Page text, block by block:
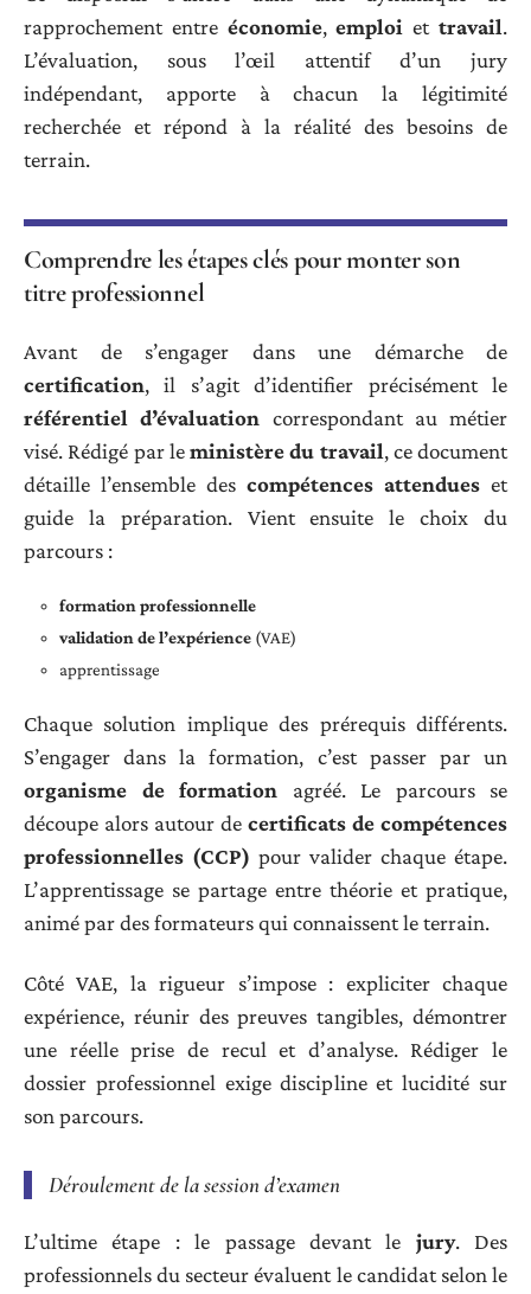
rapprochement entre économie,emploi ettravail.
L’évaluation, sous l’œil attentif d’un jury
indépendant, apporte à chacun la légitimité
recherchée et répond à la réalité des besoins de
terrain.
Comprendre les étapes clés pour monter son
titre professionnel
Avant de s’engager dans une démarche de
certification, il s’agit d’identifier précisément le
référentiel d’évaluation correspondant au métier
visé. Rédigé par leministère du travail, ce document
détaille l’ensemble des compétences attendues et
guide la préparation. Vient ensuite le choix du
parcours :
formation professionnelle
validation de l’expérience (VAE)
apprentissage
Chaque solution implique des prérequis différents.
S’engager dans la formation, c’est passer par un
organisme de formation agréé. Le parcours se
découpe alors autour de certificats de compétences
professionnelles (CCP) pour valider chaque étape.
L’apprentissage se partage entre théorie et pratique,
animé par des formateurs qui connaissent le terrain.
Côté VAE, la rigueur s’impose : expliciter chaque
expérience, réunir des preuves tangibles, démontrer
une réelle prise de recul et d’analyse. Rédiger le
dossier professionnel exige discipline et lucidité sur
son parcours.
Déroulement de la session d’examen
L’ultime étape : le passage devant le jury. Des
professionnels du secteur évaluent le candidat selon le